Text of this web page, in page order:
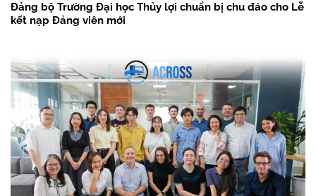
Đảng bộ Trường Đại học Thủy lợi chuẩn bị chu đáo cho Lễ
kết nạp Đảng viên mới